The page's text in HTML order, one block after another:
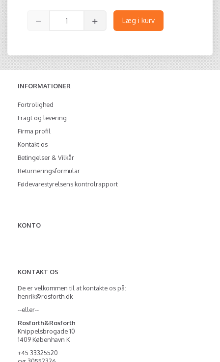
Læg i kurv
INFORMATIONER
Fortrolighed
Fragt og levering
Firma profil
Kontakt os
Betingelser & Vilkår
Returneringsformular
Fødevarestyrelsens kontrolrapport
KONTO
KONTAKT OS
De er velkommen til at kontakte os på:
henrik@rosforth.dk
--eller--
Rosforth&Rosforth
Knippelsbrogade 10
1409 København K
+45 33325520